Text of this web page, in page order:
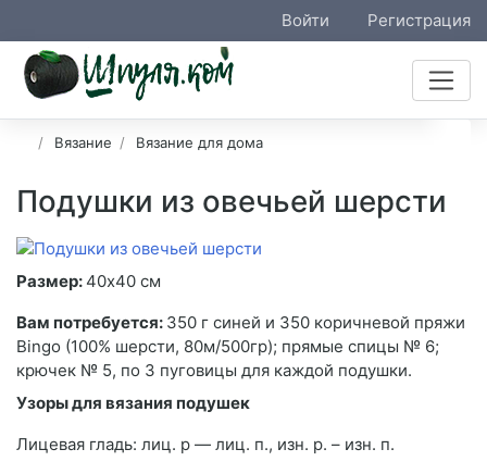
Войти Регистрация
Вязание Вязание для дома
Подушки из овечьей шерсти
Размер: 40х40 см
Вам потребуется: 350 г синей и 350 коричневой пряжи
Bingo (100% шерсти, 80м/500гр); прямые спицы № 6;
крючек № 5, по 3 пуговицы для каждой подушки.
Узоры для вязания подушек
Лицевая гладь: лиц. р — лиц. п., изн. р. – изн. п.